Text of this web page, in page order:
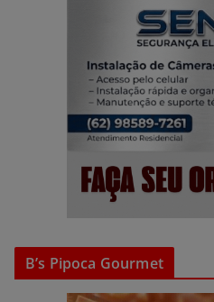
B’s Pipoca Gourmet